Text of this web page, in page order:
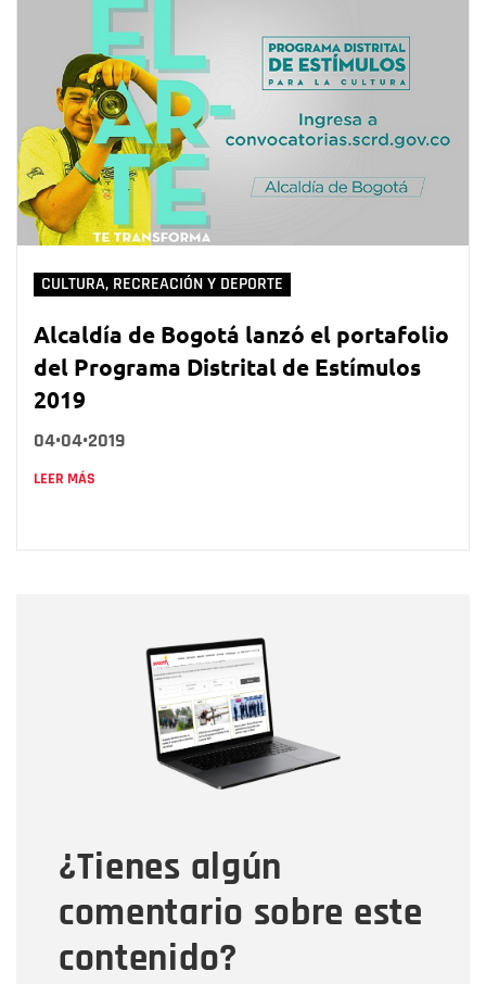
CULTURA, RECREACIÓN Y DEPORTE
Alcaldía de Bogotá lanzó el portafolio
del Programa Distrital de Estímulos
2019
04•04•2019
LEER MÁS
¿Tienes algún
comentario sobre este
contenido?
Correo electrónico
Tipo de comentario
Mensaje